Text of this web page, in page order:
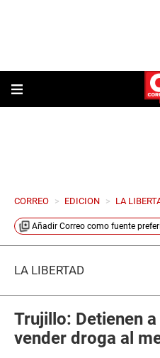
CORREO > EDICION > LA
Añadir Correo como fuente
LA LIBERTAD
Trujillo: Detienen
vender droga al